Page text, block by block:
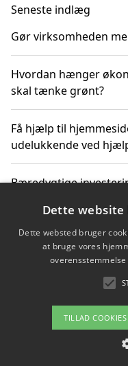
Seneste indlæg
Gør virksomheden
Hvordan hænger
skal tænke grønt?
Få hjælp til
udelukkende ved
Bæredygtige
Sådan kan online
grønne investeringer
Om /
Dette website
Dette websted bruger
at bruge vores
TILLAD COOKIES